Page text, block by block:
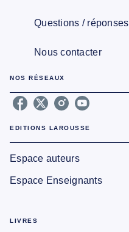
Questions / réponses
Nous contacter
NOS RÉSEAUX
EDITIONS LAROUSSE
Espace auteurs
Espace Enseignants
LIVRES